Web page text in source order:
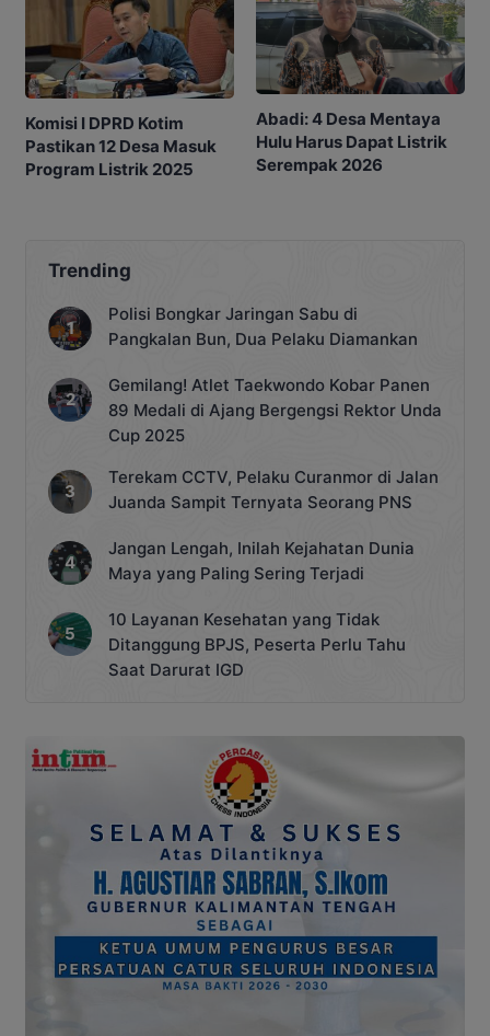
Komisi I DPRD Kotim
Pastikan 12 Desa Masuk
Program Listrik 2025
Abadi: 4 Desa Mentaya
Hulu Harus Dapat Listrik
Serempak 2026
Trending
Polisi Bongkar Jaringan Sabu di
Pangkalan Bun, Dua Pelaku Diamankan
Gemilang! Atlet Taekwondo Kobar Panen
89 Medali di Ajang Bergengsi Rektor Unda
Cup 2025
Terekam CCTV, Pelaku Curanmor di Jalan
Juanda Sampit Ternyata Seorang PNS
Jangan Lengah, Inilah Kejahatan Dunia
Maya yang Paling Sering Terjadi
10 Layanan Kesehatan yang Tidak
Ditanggung BPJS, Peserta Perlu Tahu
Saat Darurat IGD